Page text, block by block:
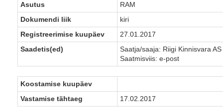
Asutus
RAM
Dokumendi liik
kiri
Registreerimise kuupäev
27.01.2017
Saadetis(ed)
Saatja/saaja: Riigi Kinnisvara AS
Saatmisviis: e-post
Koostamise kuupäev
Vastamise tähtaeg
17.02.2017